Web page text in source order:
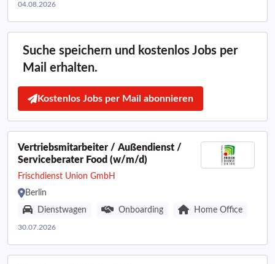
04.08.2026
Suche speichern und kostenlos Jobs per
Mail erhalten.
Kostenlos Jobs per Mail abonnieren
Vertriebsmitarbeiter / Außendienst /
Serviceberater Food (w/m/d)
Frischdienst Union GmbH
Berlin
Dienstwagen
Onboarding Home Office
30.07.2026